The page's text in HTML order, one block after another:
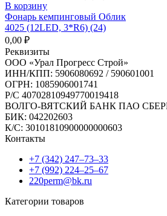
В корзину
Фонарь кемпинговый Облик
4025 (12LED, 3*R6) (24)
0,00 ₽
Реквизиты
ООО «Урал Прогресс Строй»
ИНН/КПП: 5906080692 / 590601001
ОГРН: 1085906001741
Р/C 40702810949770019418
ВОЛГО-ВЯТСКИЙ БАНК ПАО
БИК: 042202603
К/С: 30101810900000000603
Контакты
+7 (342) 247‒73‒33
+7 (992) 224‒25‒67
220perm@bk.ru
Категории товаров